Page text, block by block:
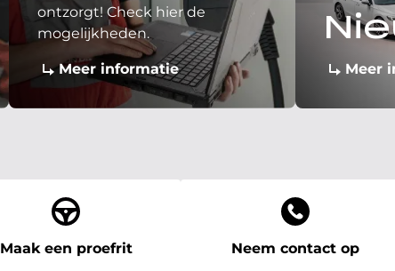
ontzorgt! Check hier de
mogelijkheden.
Meer informatie Meer
Maak een proefrit Neem contact op